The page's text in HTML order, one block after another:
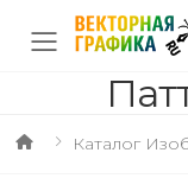
Каталог